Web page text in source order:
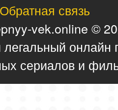
Обратная связь
vek.online ©
онлайн
сериалов и